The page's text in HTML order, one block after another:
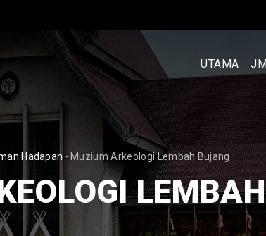
UTAMA
[BM]
UTAMA
Hadapan - Muzium Arkeologi Lembah Bujang